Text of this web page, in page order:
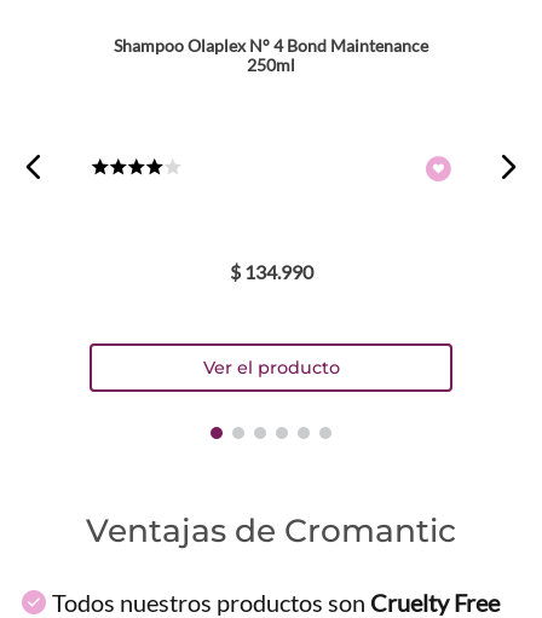
ENVIAR COMENTARIO
Shampoo Olaplex N° 4 Bond Maintenance
250ml
$ 134.990
Ventajas de Cromantic
Todos nuestros productos son Cruelty Free